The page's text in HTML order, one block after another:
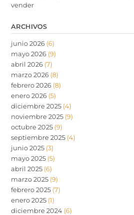
vender
ARCHIVOS
junio 2026 (6)
mayo 2026 (9)
abril 2026 (7)
marzo 2026 (8)
febrero 2026 (8)
enero 2026 (5)
diciembre 2025 (4)
noviembre 2025 (9)
octubre 2025 (9)
septiembre 2025 (4)
junio 2025 (3)
mayo 2025 (5)
abril 2025 (6)
marzo 2025 (9)
febrero 2025 (7)
enero 2025 (1)
diciembre 2024 (6)